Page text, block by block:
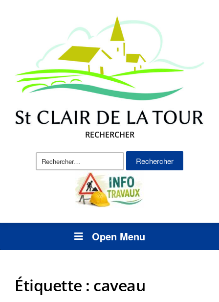
RECHERCHER
Rechercher :
Open Menu
Étiquette : caveau